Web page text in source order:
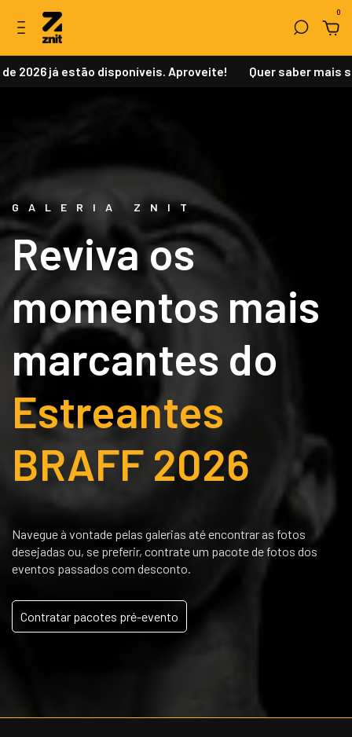
0
já estão disponíveis. Aproveite! Quer saber mais sobre
GALERIA ZNIT
Reviva os
momentos mais
marcantes do
Estreantes
BRAFF 2026
Navegue à vontade pelas galerias até encontrar as fotos
desejadas ou, se preferir, contrate um pacote de fotos dos
eventos passados com desconto.
Contratar pacotes pré-evento